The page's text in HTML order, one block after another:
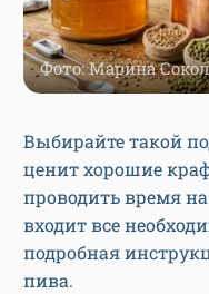
Фото: Марина
Выбирайте такой
ценит хорошие
проводить время
входит все
подробная
пива.